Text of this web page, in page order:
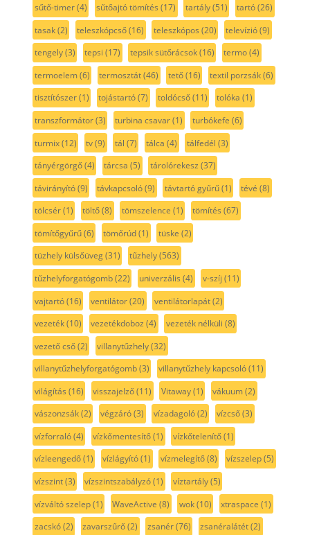
sűtő-timer(4) sűtőajtó tömítés (17) tartály(51) tartó(26)
tasak(2) teleszkópcső(16) teleszkópos (20) televízió(9)
tengely(3) tepsi (17) tepsik sütőrácsok(16) termo(4)
termoelem(6) termosztát(46) tető(16) textil porzsák(6)
tisztítószer(1) tojástartó(7) toldócső(11) tolóka (1)
transzformátor(3) turbina csavar(1) turbókefe (6)
turmix(12) tv(9) tál (7) tálca (4) tálfedél (3)
tányérgörgő(4) tárcsa (5) tárolórekesz (37)
távirányító(9) távkapcsoló(9) távtartó gyűrű(1) tévé (8)
tölcsér(1) töltő(8) tömszelence (1) tömítés (67)
tömítőgyűrű(6) tömőrúd(1) tüske (2)
tüzhely külsőüveg(31) tűzhely(563)
tűzhelyforgatógomb(22) univerzális (4) v-szíj (11)
vajtartó(16) ventilátor(20) ventilátorlapát(2)
vezeték(10) vezetékdoboz (4) vezeték nélküli (8)
vezető cső(2) villanytűzhely(32)
villanytűzhelyforgatógomb(3) villanytűzhely kapcsoló(11)
világítás (16) visszajelző(11) Vitaway(1) vákuum(2)
vászonzsák(2) végzáró(3) vízadagoló(2) vízcső(3)
vízforraló(4) vízkőmentesítő(1) vízkőtelenítő(1)
vízleengedő(1) vízlágyító(1) vízmelegítő(8) vízszelep(5)
vízszint(3) vízszintszabályzó(1) víztartály(5)
vízváltó szelep(1) WaveActive (8) wok(10) xtraspace (1)
zacskó(2) zavarszűrő(2) zsanér(76) zsanéralátét(2)